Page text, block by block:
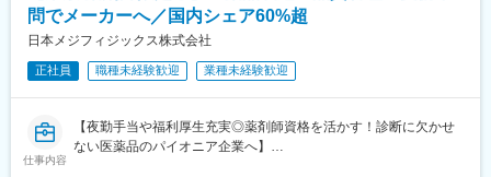
・契約書の作成、審査、交渉の支援（高度な専門領域、海外や特
定の法域が関わる契約、紛争の危険がある案件などへの対応）
・外部弁護士との連携および委託業務の管理
＜コンプライアンス・組織基盤への貢献＞
・法令遵守・企業倫理全般の推進、各種研修や監査実務の実施
・内部通報（適切な通報対応）に関する調査の支援
・「判断基準の共有書庫」の整備など、部内の仕組み化（法務運
用の効率化）への参画
問でメーカーへ／国内シェア60%超
日本メジフィジックス株式会社
正社員 職種未経験歓迎 業種未経験歓迎
仕事内容
【夜勤手当や福利厚生充実◎薬剤師資格を活かす！診断に欠かせ
ない医薬品のパイオニア企業へ】